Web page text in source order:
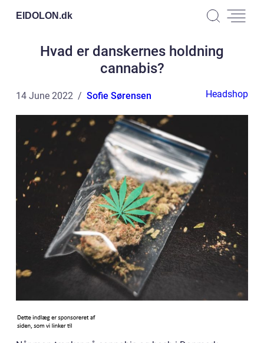
EIDOLON.dk
Hvad er danskernes holdning
cannabis?
14 June 2022 Sofie Sørensen Headshop